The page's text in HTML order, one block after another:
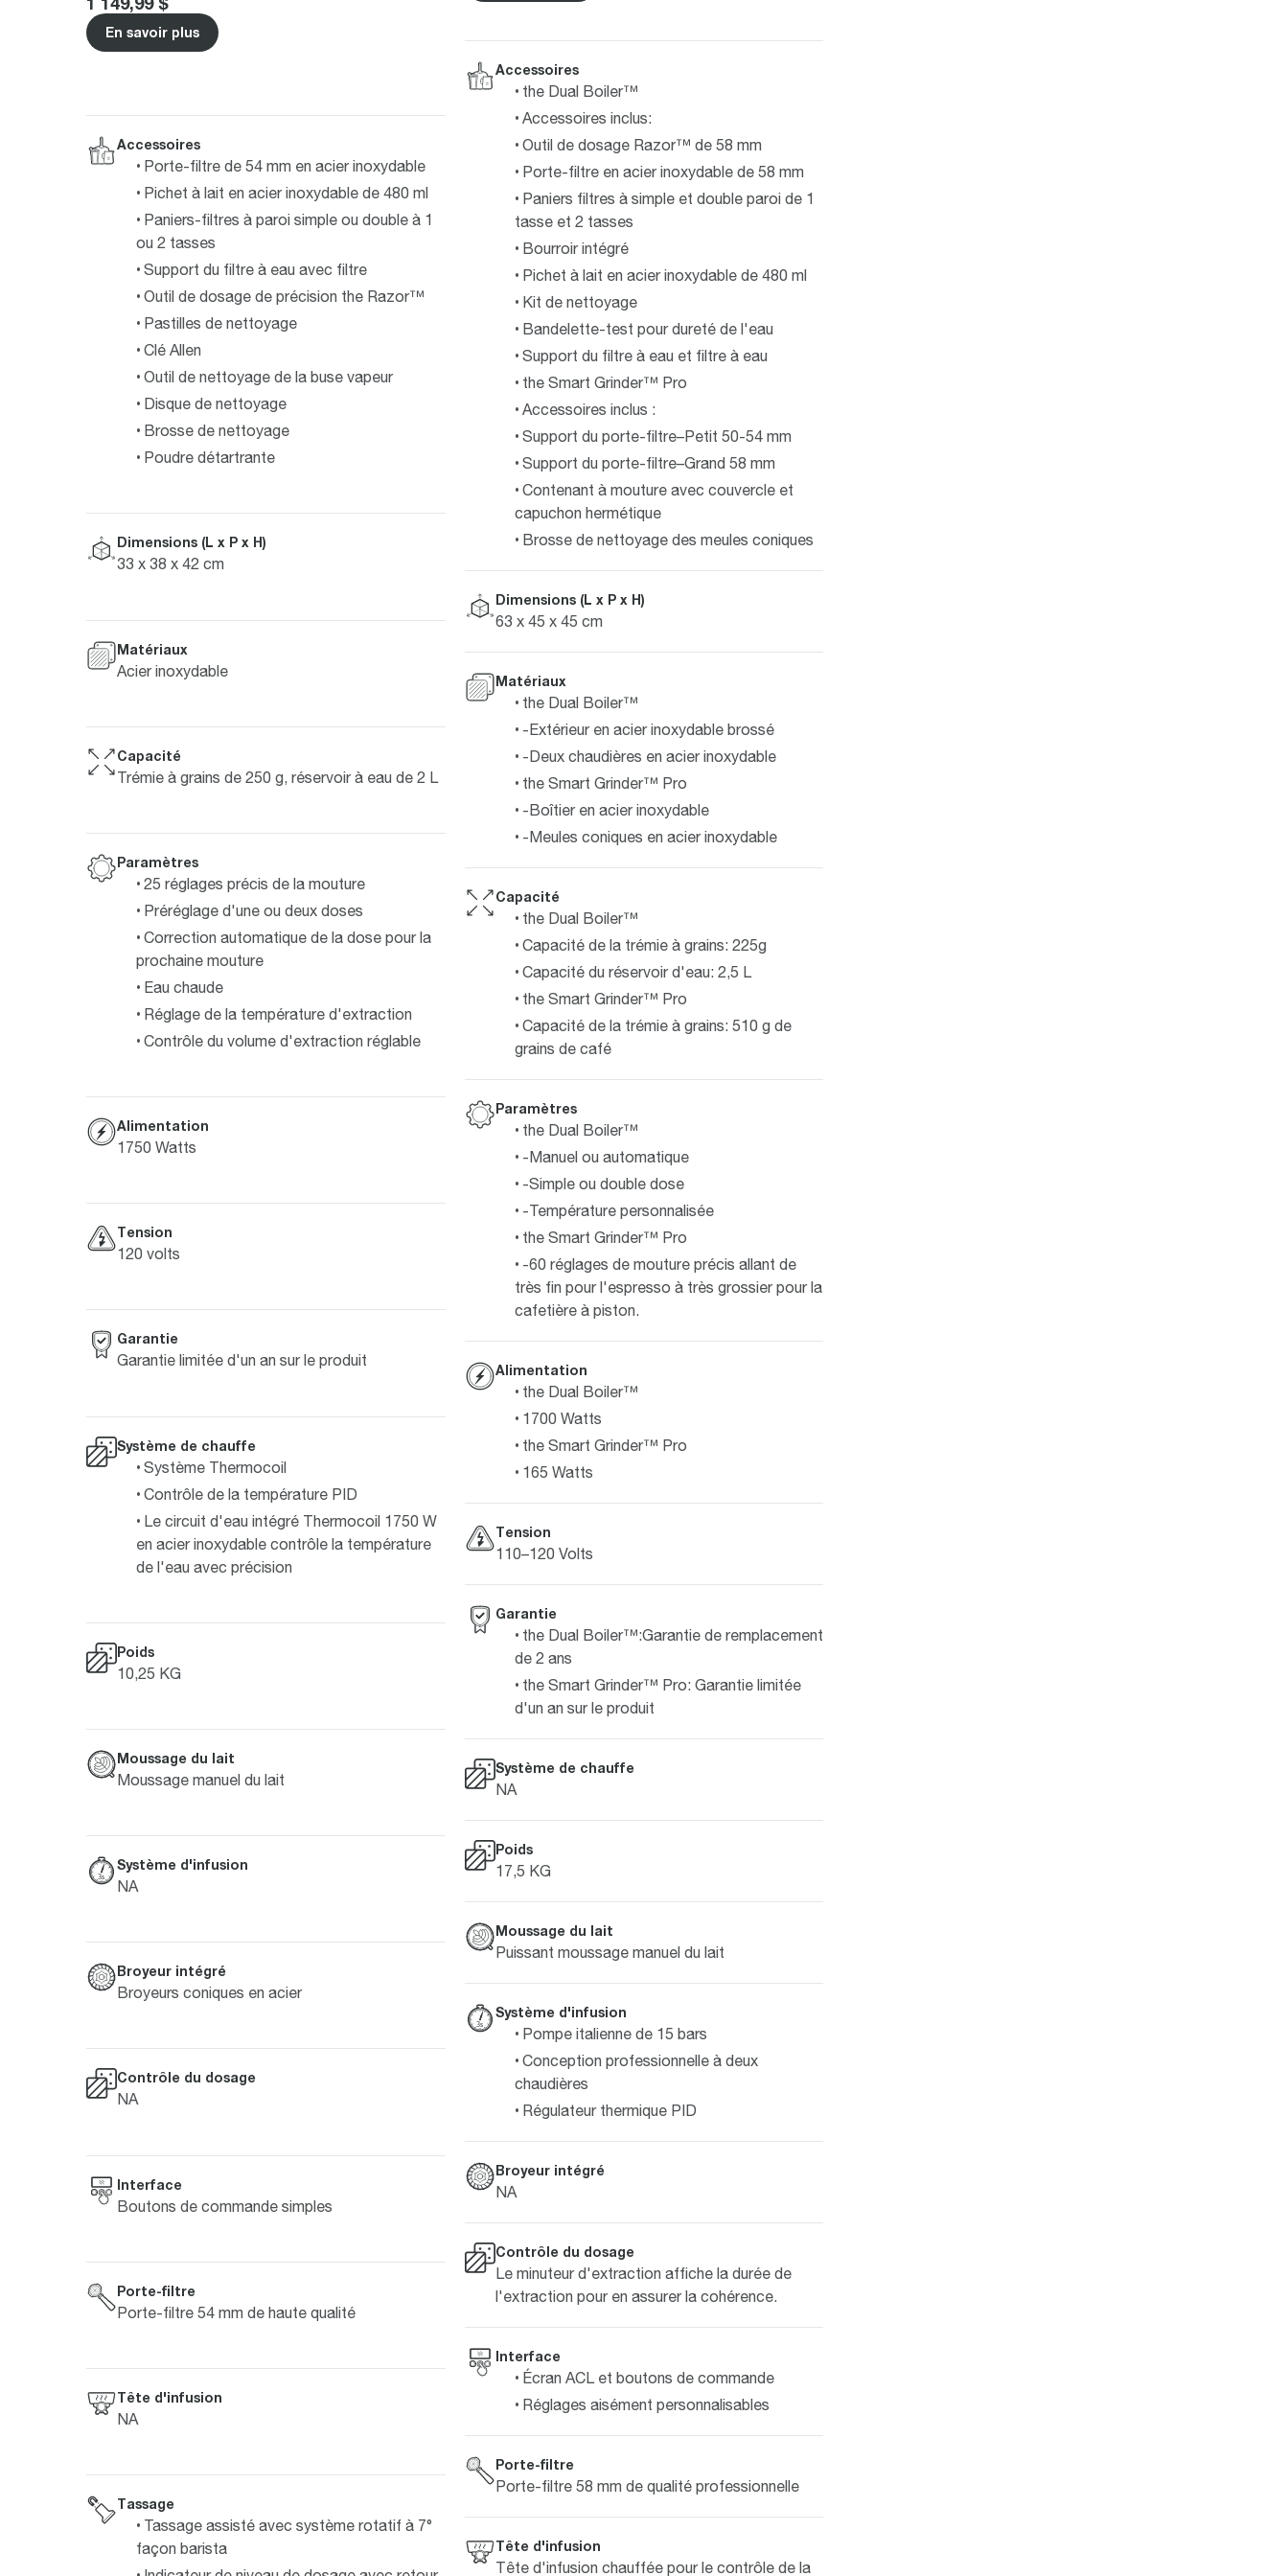
En savoir plus
Accessoires
Porte-filtre de 54 mm en acier inoxydable
Pichet à lait en acier inoxydable de 480 ml
Paniers-filtres à paroi simple ou double à 1
ou 2 tasses
Support du filtre à eau avec filtre
Outil de dosage de précision the Razor™
Pastilles de nettoyage
Clé Allen
Outil de nettoyage de la buse vapeur
Disque de nettoyage
Brosse de nettoyage
Poudre détartrante
Dimensions (L x P x H)
33 x 38 x 42 cm
Matériaux
Acier inoxydable
Capacité
Trémie à grains de 250 g, réservoir à eau de 2 L
Paramètres
25 réglages précis de la mouture
Préréglage d'une ou deux doses
Correction automatique de la dose pour la
prochaine mouture
Eau chaude
Réglage de la température d'extraction
Contrôle du volume d'extraction réglable
Alimentation
1750 Watts
Tension
120 volts
Garantie
Garantie limitée d'un an sur le produit
Système de chauffe
Système Thermocoil
Contrôle de la température PID
Le circuit d'eau intégré Thermocoil 1750 W
en acier inoxydable contrôle la température
de l'eau avec précision
Poids
10,25 KG
Moussage du lait
Moussage manuel du lait
Système d'infusion
NA
Broyeur intégré
Broyeurs coniques en acier
Contrôle du dosage
NA
Interface
Boutons de commande simples
Porte-filtre
Porte-filtre 54 mm de haute qualité
Tête d'infusion
NA
Tassage
Tassage assisté avec système rotatif à 7°
façon barista
Accessoires
the Dual Boiler™
Accessoires inclus:
Outil de dosage Razor™ de 58 mm
Porte-filtre en acier inoxydable de 58 mm
Paniers filtres à simple et double paroi de 1
tasse et 2 tasses
Bourroir intégré
Pichet à lait en acier inoxydable de 480 ml
Kit de nettoyage
Bandelette-test pour dureté de l'eau
Support du filtre à eau et filtre à eau
the Smart Grinder™ Pro
Accessoires inclus :
Support du porte-filtre–Petit 50-54 mm
Support du porte-filtre–Grand 58 mm
Contenant à mouture avec couvercle et
capuchon hermétique
Brosse de nettoyage des meules coniques
Dimensions (L x P x H)
63 x 45 x 45 cm
Matériaux
the Dual Boiler™
-Extérieur en acier inoxydable brossé
-Deux chaudières en acier inoxydable
the Smart Grinder™ Pro
-Boîtier en acier inoxydable
-Meules coniques en acier inoxydable
Capacité
the Dual Boiler™
Capacité de la trémie à grains: 225g
Capacité du réservoir d'eau: 2,5 L
the Smart Grinder™ Pro
Capacité de la trémie à grains: 510 g de
grains de café
Paramètres
the Dual Boiler™
-Manuel ou automatique
-Simple ou double dose
-Température personnalisée
the Smart Grinder™ Pro
-60 réglages de mouture précis allant de
très fin pour l'espresso à très grossier pour la
cafetière à piston.
Alimentation
the Dual Boiler™
1700 Watts
the Smart Grinder™ Pro
165 Watts
Tension
110–120 Volts
Garantie
the Dual Boiler™:Garantie de remplacement
de 2 ans
the Smart Grinder™ Pro: Garantie limitée
d'un an sur le produit
Système de chauffe
NA
Poids
17,5 KG
Moussage du lait
Puissant moussage manuel du lait
Système d'infusion
Pompe italienne de 15 bars
Conception professionnelle à deux
chaudières
Régulateur thermique PID
Broyeur intégré
NA
Contrôle du dosage
Le minuteur d'extraction affiche la durée de
l'extraction pour en assurer la cohérence.
Interface
Écran ACL et boutons de commande
Réglages aisément personnalisables
Porte-filtre
Porte-filtre 58 mm de qualité professionnelle
Tête d'infusion
Tête d'infusion chauffée pour le contrôle de la